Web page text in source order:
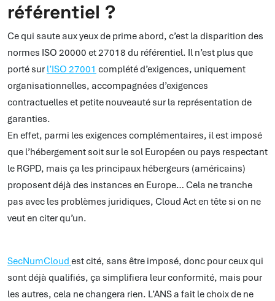
référentiel ?
Ce qui saute aux yeux de prime abord, c’est la disparition des
normes ISO 20000 et 27018 du référentiel. Il n’est plus que
porté sur l’ISO 27001 complété d’exigences, uniquement
organisationnelles, accompagnées d’exigences
contractuelles et petite nouveauté sur la représentation de
garanties.
En effet, parmi les exigences complémentaires, il est imposé
que l’hébergement soit sur le sol Européen ou pays respectant
le RGPD, mais ça les principaux hébergeurs (américains)
proposent déjà des instances en Europe… Cela ne tranche
pas avec les problèmes juridiques, Cloud Act en tête si on ne
veut en citer qu’un.
SecNumCloud est cité, sans être imposé, donc pour ceux qui
sont déjà qualifiés, ça simplifiera leur conformité, mais pour
les autres, cela ne changera rien. L’ANS a fait le choix de ne